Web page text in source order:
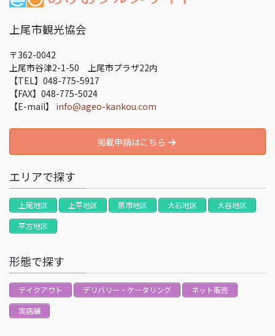
上尾市観光協会
〒362-0042
上尾市谷津2-1-50 上尾市プラザ22内
【TEL】048-775-5917
【FAX】048-775-5024
【E-mail】 info@ageo-kankou.com
掲載申請はこちら
エリアで探す
上尾地区 上平地区 原市地区 大石地区
大谷地区
平方地区
形態で探す
テイクアウト デリバリー・ケータリング
ネット販売
実店舗